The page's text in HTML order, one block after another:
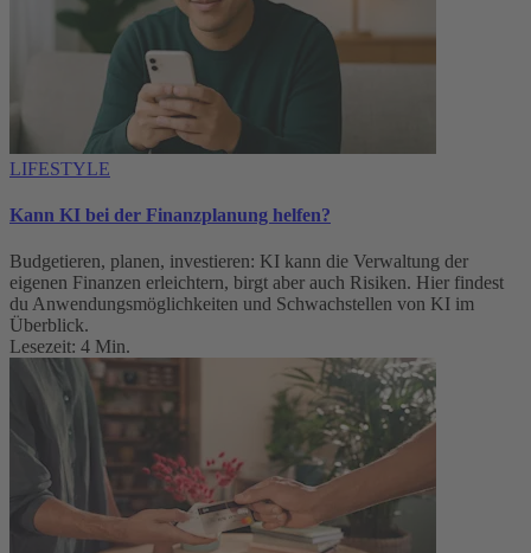
LIFESTYLE
Kann KI bei der Finanzplanung helfen?
Budgetieren, planen, investieren: KI kann die Verwaltung der
eigenen Finanzen erleichtern, birgt aber auch Risiken. Hier findest
du Anwendungsmöglichkeiten und Schwachstellen von KI im
Überblick.
Lesezeit: 4 Min.